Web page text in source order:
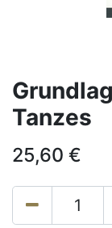
Tanzes
25,60 €